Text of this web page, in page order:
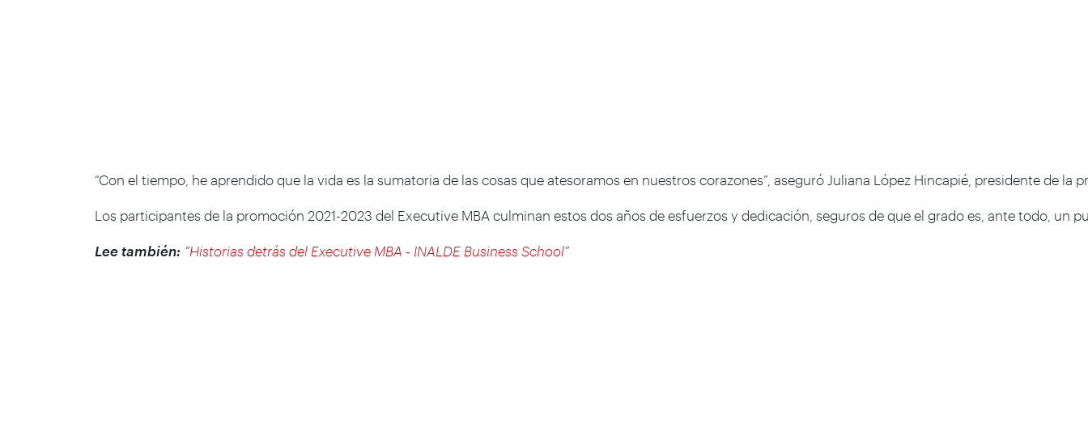
“Con el tiempo, he aprendido que la vida es la sumatoria de las cosas que atesoramos en nuestros corazones”, aseguró Juliana López Hincapié, presidente de
Los participantes de la promoción 2021-2023 del Executive MBA culminan estos dos años de esfuerzos y dedicación, seguros de que el grado es, ante todo,
Lee también: “Historias detrás del Executive MBA - INALDE Business School”